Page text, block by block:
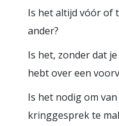
Is het altijd vóór of
ander?
Is het, zonder dat
hebt over een
Is het nodig om
kringgesprek te